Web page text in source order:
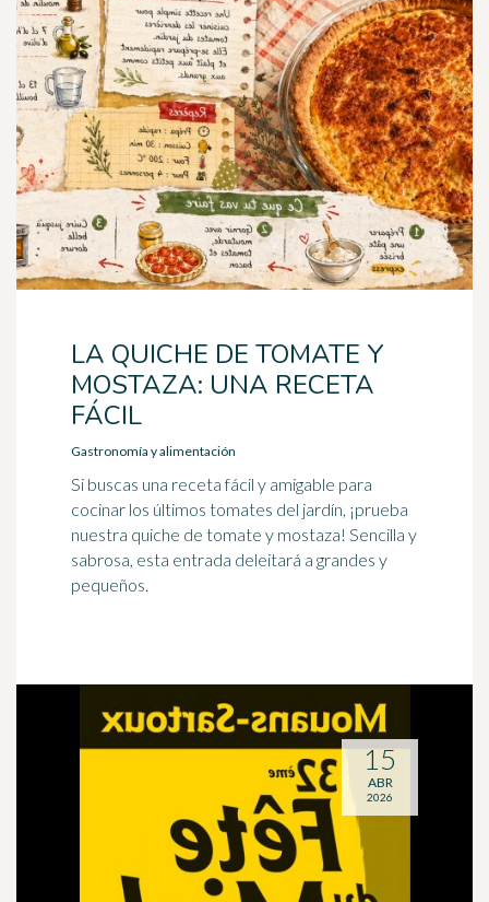
LA QUICHE DE TOMATE Y
MOSTAZA: UNA RECETA
FÁCIL
Gastronomía y alimentación
Si buscas una receta fácil y amigable para
cocinar los últimos tomates del jardín, ¡prueba
nuestra quiche de tomate y mostaza! Sencilla y
sabrosa, esta entrada deleitará a grandes y
pequeños.
15
ABR
2026